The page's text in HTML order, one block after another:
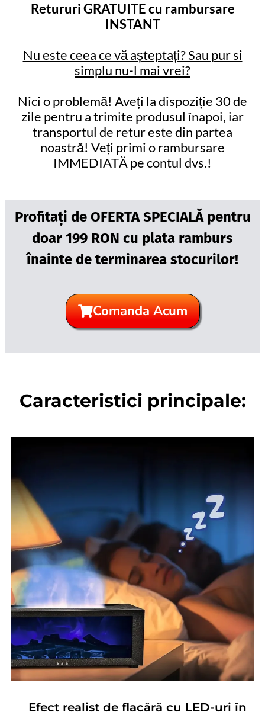
Retururi GRATUITE cu rambursare
INSTANT
Nu este ceea ce vă așteptați? Sau pur si
simplu nu-l mai vrei?
Nici o problemă! Aveți la dispoziție 30 de
zile pentru a trimite produsul înapoi, iar
transportul de retur este din partea
noastră! Veți primi o rambursare
IMMEDIATĂ pe contul dvs.!
Profitați de OFERTA SPECIALĂ pentru
doar 199 RON cu plata ramburs
înainte de terminarea stocurilor!
Comanda Acum
Caracteristici principale:
Efect realist de flacără cu LED-uri în